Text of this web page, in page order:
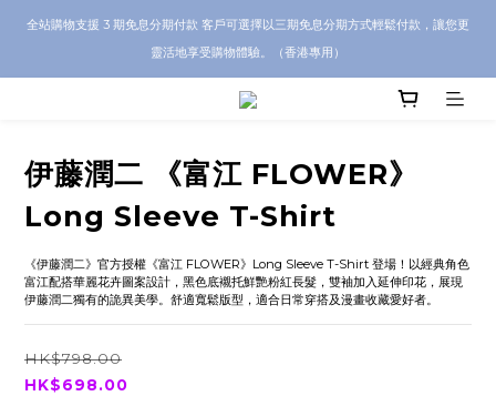
CRA5Y SHOP 全店 100% 正品保證｜支持香港本地 + 海外寄送｜💬 有任何問題？歡
迎 WhatsApp 聯絡我們查詢代購服務
全站購物支援 3 期免息分期付款 客戶可選擇以三期免息分期方式輕鬆付款，讓您更
靈活地享受購物體驗。（香港專用）
CRA5Y SHOP 全店 100% 正品保證｜支持香港本地 + 海外寄送｜💬 有任何問題？歡
伊藤潤二 《富江 FLOWER》
Long Sleeve T-Shirt
《伊藤潤二》官方授權《富江 FLOWER》Long Sleeve T-Shirt 登場！以經典角色
富江配搭華麗花卉圖案設計，黑色底襯托鮮艷粉紅長髮，雙袖加入延伸印花，展現
伊藤潤二獨有的詭異美學。舒適寬鬆版型，適合日常穿搭及漫畫收藏愛好者。
HK$798.00
HK$698.00